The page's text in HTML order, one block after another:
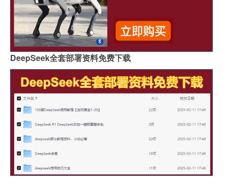
DeepSeek全套部署资料免费下载